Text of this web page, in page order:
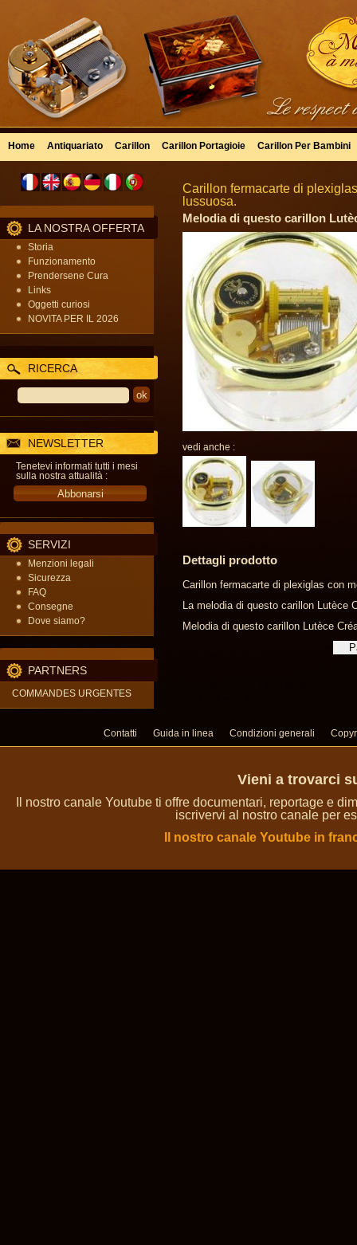
Home Antiquariato Carillon Carillon Portagioie Carillon Per Bambini
LA NOSTRA OFFERTA
Storia
Funzionamento
Prendersene Cura
Links
Oggetti curiosi
NOVITA PER IL 2026
RICERCA
NEWSLETTER
Tenetevi informati tutti i mesi
sulla nostra attualità :
SERVIZI
Menzioni legali
Sicurezza
FAQ
Consegne
Dove siamo?
PARTNERS
COMMANDES URGENTES
Carillon fermacarte di
lussuosa.
Melodia di questo carillon
vedi anche :
Dettagli prodotto
Carillon fermacarte di plexiglas con
La melodia di questo carillon
Melodia di questo carillon Lutèce
Contatti Guida in linea Condizioni generali
Vieni a trovarci
Il nostro canale Youtube ti offre documentari, reportage e
iscrivervi al nostro canale per
Il nostro canale Youtube in